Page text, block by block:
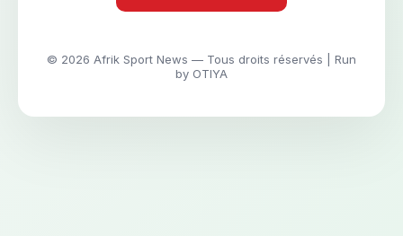
© 2026 Afrik Sport News — Tous droits réservés | Run
by OTIYA